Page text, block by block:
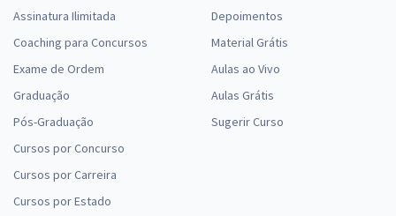
Assinatura Ilimitada
Coaching para Concursos
Exame de Ordem
Graduação
Pós-Graduação
Cursos por Concurso
Cursos por Carreira
Cursos por Estado
Depoimentos
Material Grátis
Aulas ao Vivo
Aulas Grátis
Sugerir Curso